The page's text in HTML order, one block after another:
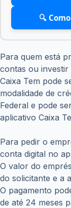
🔍
Para quem está
contas ou
Caixa Tem pode
modalidade de
Federal e pode
aplicativo Caixa
Para pedir o
conta digital no
O valor do
do solicitante e a
O pagamento
de até 24 meses